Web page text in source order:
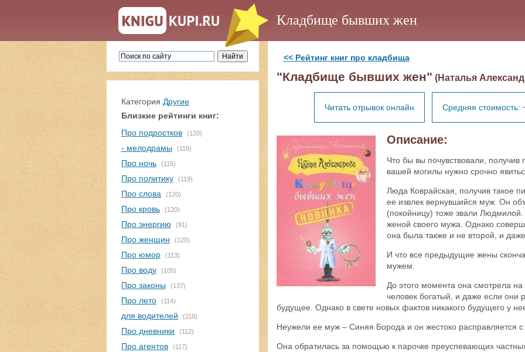
Кладбище бывших жен
Категория Другие
Близкие рейтинги книг:
Про подростков
(120)
- мелодрамы (119)
Про ночь (115)
Про политику (119)
Про слова (120)
Про кровь (120)
Про энергию (91)
Про женщин (120)
Про юмор (113)
Про воду (105)
Про законы (137)
Про лето (114)
для водителей (118)
Про дневники (112)
Про агентов (117)
<< Рейтинг книг про кладбища
"Кладбище бывших жен" (Наталья
Читать отрывок онлайн Средняя стоимость:
Описание:
Что бы вы почувствовали, получив
вашей могилы нужно срочно
Люда Коврайская, получив такое
ее извлек вернувшийся муж. Он
(покойницу) тоже звали
женой своего мужа. Однако
она была также и не второй, и
И что все предыдущие жены
мужем.
До этого момента она смотрела
человек богатый, и даже если они
будущее. Однако в свете новых фактов никакого будущего у
Неужели ее муж – Синяя Борода и он жестоко расправляется
Она обратилась за помощью к парочке преуспевающих